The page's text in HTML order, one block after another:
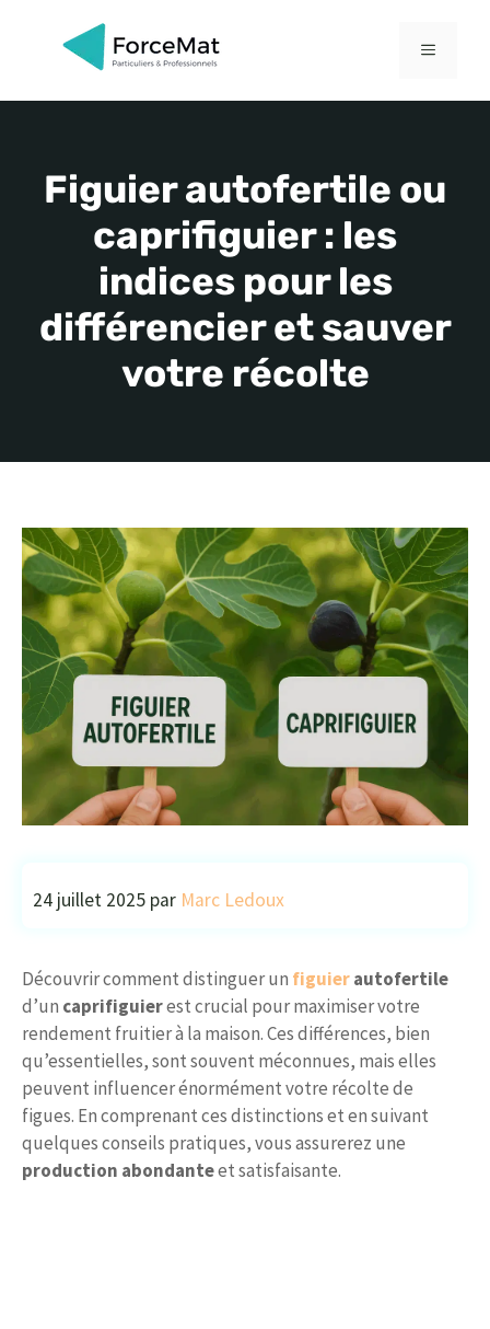
MENU
Figuier autofertile ou
caprifiguier : les
indices pour les
différencier et sauver
votre récolte
24 juillet 2025 par Marc Ledoux
Découvrir comment distinguer un figuierautofertile
d’un caprifiguierest crucial pour maximiser votre
rendement fruitier à la maison. Ces différences, bien
qu’essentielles, sont souvent méconnues, mais elles
peuvent influencer énormément votre récolte de
figues. En comprenant ces distinctions et en suivant
quelques conseils pratiques, vous assurerez une
production abondanteet satisfaisante.